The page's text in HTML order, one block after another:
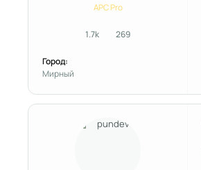
APC Pro
1.7kсообщения
269Репутация
Город:
Мирный